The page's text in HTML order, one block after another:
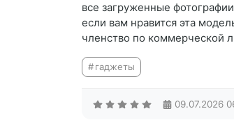
все загруженные
если вам нравится эта
членство по коммерческой
гаджеты
09.07.2026